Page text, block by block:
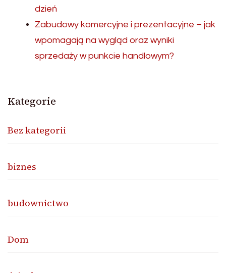
dzień
Zabudowy komercyjne i prezentacyjne – jak
wpomagają na wygląd oraz wyniki
sprzedaży w punkcie handlowym?
Kategorie
Bez kategorii
biznes
budownictwo
Dom